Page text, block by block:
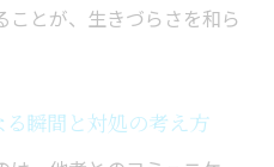
で生きづらい悩みを軽
インができない生きづ
とが、生きづらさを和ら
瞬間と対処の考え方